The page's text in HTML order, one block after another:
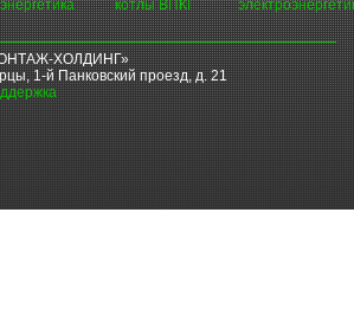
котлы ВПКГ
ХОЛДИНГ»
1-й Панковский проезд, д. 21